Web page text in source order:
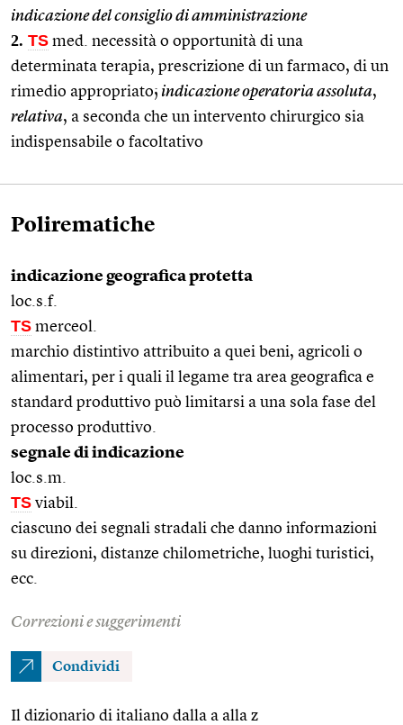
indicazione del consiglio di amministrazione
2. TS med. necessità o opportunità di una
determinata terapia, prescrizione di un farmaco, di un
rimedio appropriato; indicazione operatoria assoluta,
relativa, a seconda che un intervento chirurgico sia
indispensabile o facoltativo
Polirematiche
indicazione geografica protetta
loc.s.f.
TS merceol.
marchio distintivo attribuito a quei beni, agricoli o
alimentari, per i quali il legame tra area geografica e
standard produttivo può limitarsi a una sola fase del
processo produttivo.
segnale di indicazione
loc.s.m.
TS viabil.
ciascuno dei segnali stradali che danno informazioni
su direzioni, distanze chilometriche, luoghi turistici,
ecc.
Correzioni e suggerimenti
Condividi
Il dizionario di italiano dalla a alla z